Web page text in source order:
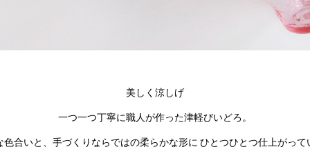
美しく涼しげ
一つ一つ丁寧に職人が作った津軽びいどろ。
色合いと、手づくりならではの柔らかな形に ひとつひとつ仕上がって